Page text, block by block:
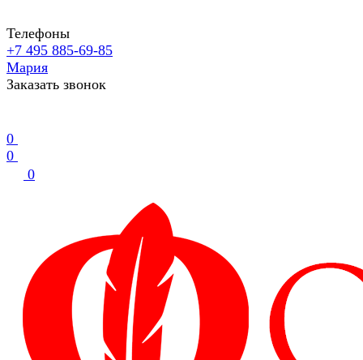
Телефоны
+7 495 885-69-85
Мария
Заказать звонок
0
0
0